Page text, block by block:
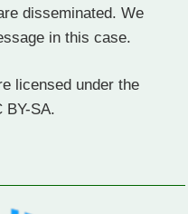
disseminated. We
in this case.
licensed under the
BY-SA.